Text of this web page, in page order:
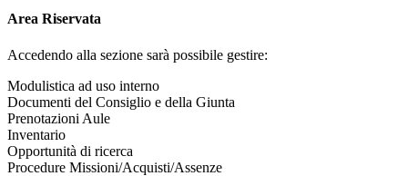
Area Riservata
Accedendo alla sezione sarà possibile gestire:
Modulistica ad uso interno
Documenti del Consiglio e della Giunta
Prenotazioni Aule
Inventario
Opportunità di ricerca
Procedure Missioni/Acquisti/Assenze